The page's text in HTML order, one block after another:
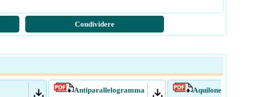
Condividere
Antiparallelogramma Aquilone